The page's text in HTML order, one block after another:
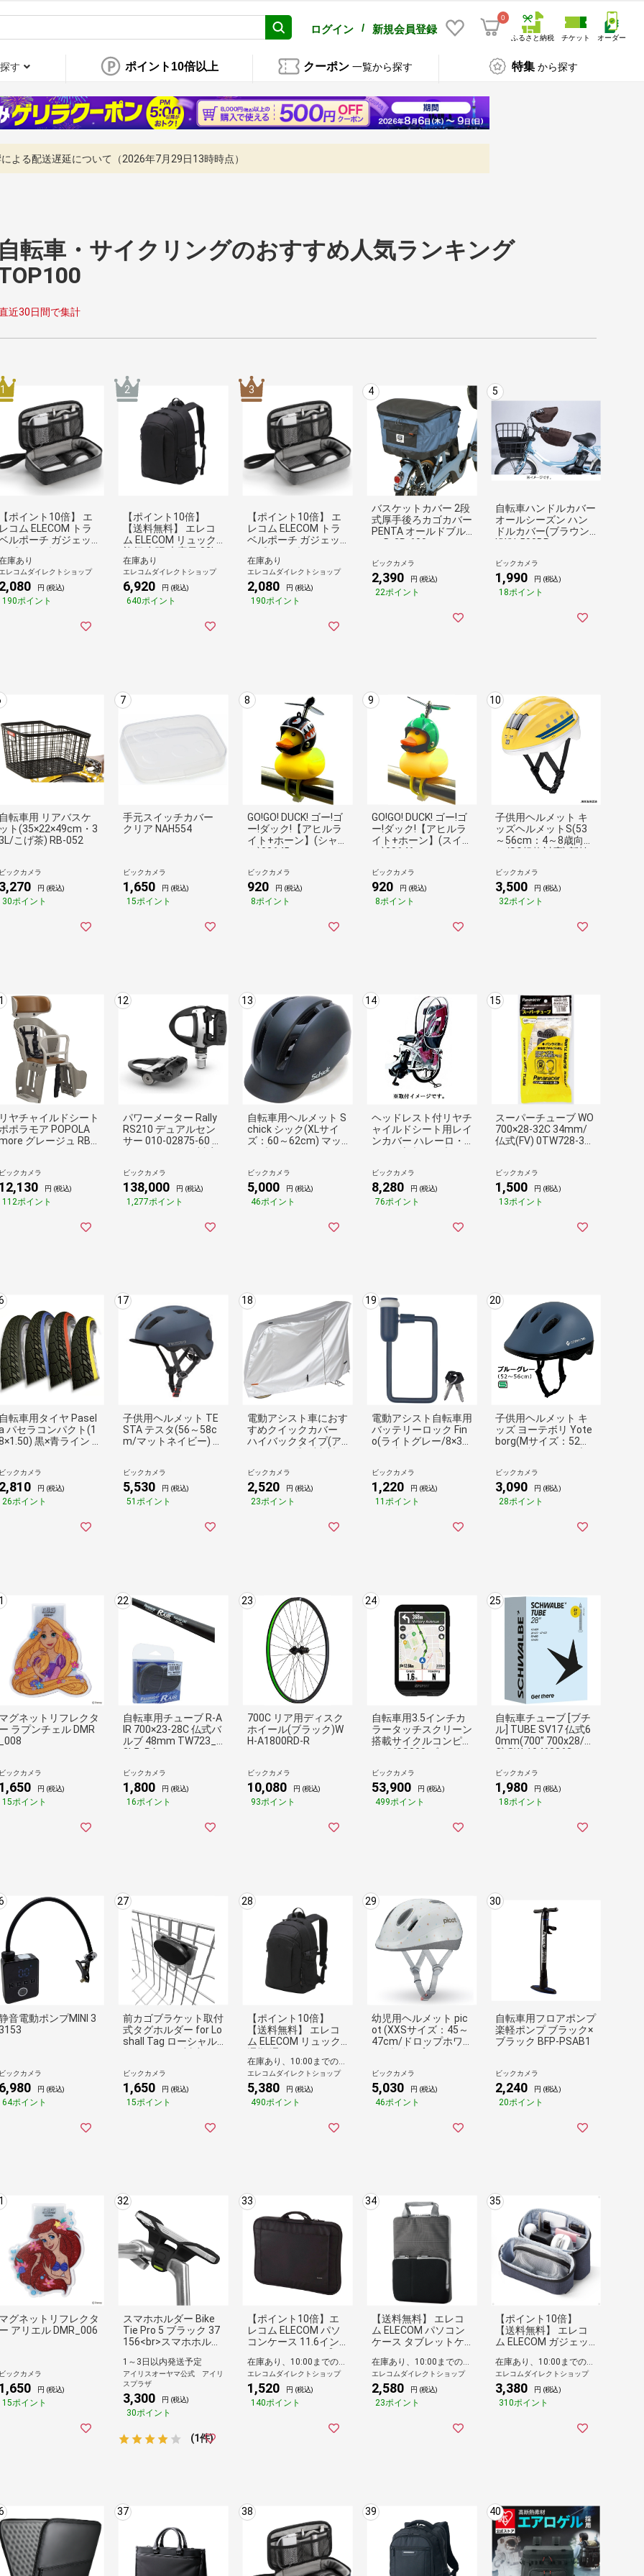
ログイン / 新規会員登録
0
ふるさと納税 チケット オーダー
す ポイント10倍以上 クーポン 一覧から探す 特集 から探す
よる配送遅延について（2026年7月29日13時時点）
転車・サイクリングのおすすめ人気ランキング
近30日間で集計
1
ポイント10倍】 エ
コム ELECOM トラ
ルポーチ ガジェッ
ポーチ ガジェット
ーチ バックインバ
ク 旅行 出張 収納 小
入れ ブラック BMA-
庫あり
レコムダイレクトショップ
円 (税込)
190ポイント
2
【ポイント10倍】
【送料無料】 エレコ
ム ELECOM リュック
旅行 出張 大容量 33L
CORDURA 16インチ対
応 2気室 PC収納 キャ
リーベルト チェスト
ベルト ブラック
在庫あり
エレコムダイレクトショップ
6,920 円 (税込)
640ポイント
3
【ポイント10倍】 エ
レコム ELECOM トラ
ベルポーチ ガジェッ
トポーチ ガジェット
ポーチ バックインバ
ック 旅行 出張 収納 小
物入れ グレー BMA-F0
1XGY
在庫あり
エレコムダイレクトショップ
2,080 円 (税込)
190ポイント
4
バスケットカバー 2段
式厚手後ろカゴカバー
PENTA オールドブル
ー D-2R-600
ビックカメラ
2,390 円 (税込)
22ポイント
5
自転車ハンドルカバー
オールシーズン ハン
ドルカバー(ブラウン)
KWH-500BR
ビックカメラ
1,990 円 (税込)
18ポイント
転車用 リアバスケ
ト(35×22×49cm・3
こげ茶) RB-052
ックカメラ
円 (税込)
30ポイント
7
手元スイッチカバー
クリア NAH554
ビックカメラ
1,650 円 (税込)
15ポイント
8
GO!GO! DUCK! ゴー!ゴ
ー!ダック!【アヒルラ
イト+ホーン】(シャー
ク)08645
ビックカメラ
920 円 (税込)
8ポイント
9
GO!GO! DUCK! ゴー!ゴ
ー!ダック!【アヒルラ
イト+ホーン】(スイ
カ)08646
ビックカメラ
920 円 (税込)
8ポイント
10
子供用ヘルメット キ
ッズヘルメットS(53
～56cm：4～8歳向
け/SG規格対応) 新幹
ロー 03864
ビックカメラ
3,500 円 (税込)
32ポイント
ヤチャイルドシート
ポラモア POPOLA
グレージュ RBC
ックカメラ
円 (税込)
112ポイント
12
パワーメーター Rally
RS210 デュアルセン
サー 010-02875-60 S
ビックカメラ
138,000 円 (税込)
1,277ポイント
13
自転車用ヘルメット S
chick シック(XLサイ
ズ：60～62cm) マッ
ビックカメラ
5,000 円 (税込)
46ポイント
14
ヘッドレスト付リヤチ
ャイルドシート用レイ
ンカバー ハレーロ・
ビックカメラ
8,280 円 (税込)
76ポイント
15
スーパーチューブ WO
700×28-32C 34mm/
仏式(FV) 0TW728-32F
ビックカメラ
1,500 円 (税込)
13ポイント
転車用タイヤ Pasel
パセラコンパクト(1
黒×青ライン 8
ックカメラ
円 (税込)
26ポイント
17
子供用ヘルメット TE
STA テスタ(56～58c
m/マットネイビー) マ
ビックカメラ
5,530 円 (税込)
51ポイント
18
電動アシスト車におす
すめクイックカバー
ハイバックタイプ(ア
シスト3人乗り対応) E
ビックカメラ
2,520 円 (税込)
23ポイント
19
電動アシスト自転車用
バッテリーロック Fin
o(ライトグレー/8×30
0mm) 02892
ビックカメラ
1,220 円 (税込)
11ポイント
20
子供用ヘルメット キ
ッズ ヨーテボリ Yote
borg(Mサイズ：52～5
6cm/ブルーグレー) 0
ビックカメラ
3,090 円 (税込)
28ポイント
グネットリフレクタ
ラプンチェル DMR
ックカメラ
円 (税込)
15ポイント
22
自転車用チューブ R-A
IR 700×23-28C 仏式バ
ルブ 48mm TW723_2
8LF_RA
ビックカメラ
1,800 円 (税込)
16ポイント
23
700C リア用ディスク
ホイール(ブラック)W
H-A1800RD-R
ビックカメラ
10,080 円 (税込)
93ポイント
24
自転車用3.5インチカ
ラータッチスクリーン
搭載サイクルコンピュ
ータ iGS800 ブラック
ビックカメラ
53,900 円 (税込)
499ポイント
25
自転車チューブ [ブチ
ル] TUBE SV17 仏式6
0mm(700” 700x28/45
C) SW-10463363
ビックカメラ
1,980 円 (税込)
18ポイント
音電動ポンプMINI 3
ックカメラ
円 (税込)
64ポイント
27
前カゴブラケット取付
式タグホルダー for Lo
shall Tag ローシャル
ビックカメラ
1,650 円 (税込)
15ポイント
28
【ポイント10倍】
【送料無料】 エレコ
ム ELECOM リュック
15L CORDURA 14イン
チ対応 PC収納 キャリ
ーベルト チェストベ
ルト ブラック
在庫あり、10:00までのご注文は最短即日発送
エレコムダイレクトショップ
5,380 円 (税込)
490ポイント
29
幼児用ヘルメット pic
ot (XXSサイズ：45～
47cm/ドロップホワ
ビックカメラ
5,030 円 (税込)
46ポイント
30
自転車用フロアポンプ
楽軽ポンプ ブラック×
ブラック BFP-PSAB1
ビックカメラ
2,240 円 (税込)
20ポイント
グネットリフレクタ
アリエル DMR_006
ックカメラ
円 (税込)
15ポイント
32
スマホホルダー Bike
Tie Pro 5 ブラック 37
156<br>スマホホルダ
ルダー スマホ取付 自
転車 BONE
1～3日以内発送予定
アイリスオーヤマ公式 アイリ
スプラザ
3,300 円 (税込)
30ポイント
(1件)
33
【ポイント10倍】エ
レコム ELECOM パソ
コンケース 11.6イン
acBook Air / Pro ~14
インチ M2 M1 Surfac
e Pro 9 / Go 3 / Lapto
p Go 2 他対応 】 手提
げ ブラック 黒
在庫あり、10:00までのご注文は最短即日発送
エレコムダイレクトショップ
1,520 円 (税込)
140ポイント
34
【送料無料】 エレコ
ム ELECOM パソコン
ケース タブレットケ
取っ手付き 撥水 ネー
ムタグ 11.6インチ ラ
ンドセル収納可能 ブ
ラック
在庫あり、10:00までのご注文は最短即日発送
エレコムダイレクトショップ
2,580 円 (税込)
23ポイント
35
【ポイント10倍】
【送料無料】 エレコ
ム ELECOM ガジェッ
ケース 小物入れ 収納
ポーチ バッグインバ
ッグ 撥水加工 大容量
自立設計 出張 旅行 ト
ラベル バッグ スマー
トフォン ネイビー
在庫あり、10:00までのご注文は最短即日発送
エレコムダイレクトショップ
3,380 円 (税込)
310ポイント
37 38 39 40